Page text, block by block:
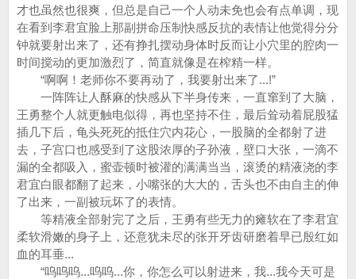
才也虽然也很爽，但总是自己一个人动未免也会有点单调，现
在看到李君宜脸上那副拼命压制快感反抗的表情让他觉得分分
钟就要射出来了，还有挣扎摆动身体时反而让小穴里的腔肉一
时间搅动的更加激烈了，简直就像是在榨精一样。
“啊啊！老师你不要再动了，我要射出来了...!”
一阵阵让人酥麻的快感从下半身传来，一直窜到了大脑，
王勇整个人就更触电似得，再也坚持不住，最后耸动着屁股猛
插几下后，龟头死死的抵住穴内花心，一股脑的全都射了进
去，子宫口也感受到了这股浓厚的子孙液，壁口大张，一滴不
漏的全都吸入，蜜壶顿时被灌的满满当当，滚烫的精液浇的李
君宜白眼都翻了起来，小嘴张的大大的，舌头也不由自主的伸
了出来，一副被玩坏了的表情。
等精液全部射完了之后，王勇有些无力的瘫软在了李君宜
柔软滑嫩的身子上，还意犹未尽的张开牙齿研磨着早已殷红如
血的耳垂...
“呜呜呜...呜呜...你，你怎么可以射进来，我...我今天可是